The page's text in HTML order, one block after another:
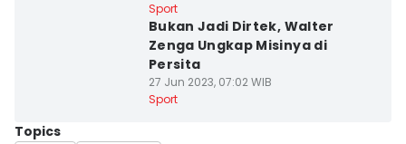
Sport
Bukan Jadi Dirtek, Walter
Zenga Ungkap Misinya di
Persita
27 Jun 2023, 07:02 WIB
Sport
Topics